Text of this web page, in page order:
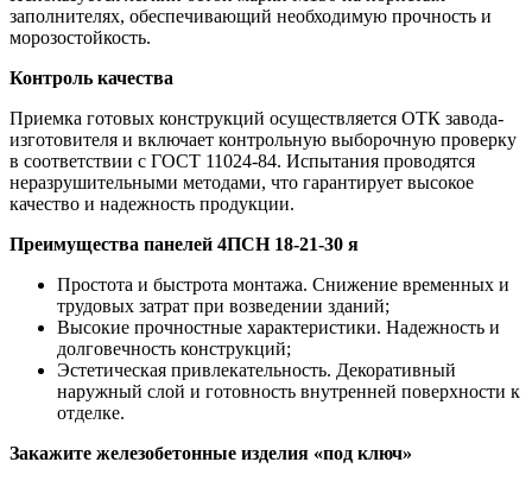
заполнителях, обеспечивающий необходимую прочность и
морозостойкость.
Контроль качества
Приемка готовых конструкций осуществляется ОТК завода-
изготовителя и включает контрольную выборочную проверку
в соответствии с ГОСТ 11024-84. Испытания проводятся
неразрушительными методами, что гарантирует высокое
качество и надежность продукции.
Преимущества панелей 4ПСН 18-21-30 я
Простота и быстрота монтажа. Снижение временных и
трудовых затрат при возведении зданий;
Высокие прочностные характеристики. Надежность и
долговечность конструкций;
Эстетическая привлекательность. Декоративный
наружный слой и готовность внутренней поверхности к
отделке.
Закажите железобетонные изделия «под ключ»